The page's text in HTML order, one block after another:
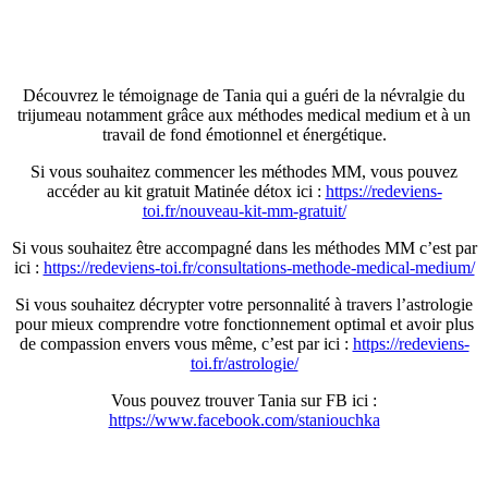
Découvrez le témoignage de Tania qui a guéri de la névralgie du
trijumeau notamment grâce aux méthodes medical medium et à un
travail de fond émotionnel et énergétique.
Si vous souhaitez commencer les méthodes MM, vous pouvez
accéder au kit gratuit Matinée détox ici : https://redeviens-
toi.fr/nouveau-kit-mm-gratuit/
Si vous souhaitez être accompagné dans les méthodes MM c’est par
ici : https://redeviens-toi.fr/consultations-methode-medical-medium/
Si vous souhaitez décrypter votre personnalité à travers l’astrologie
pour mieux comprendre votre fonctionnement optimal et avoir plus
de compassion envers vous même, c’est par ici : https://redeviens-
toi.fr/astrologie/
Vous pouvez trouver Tania sur FB ici :
https://www.facebook.com/staniouchka